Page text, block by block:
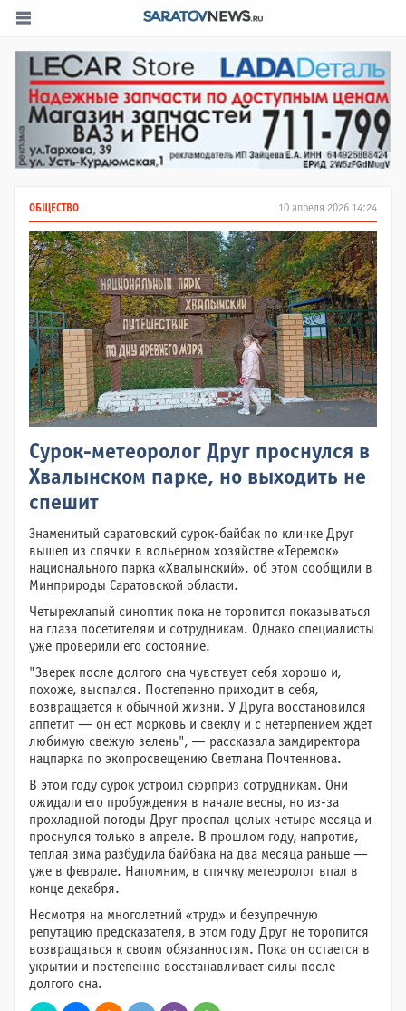
10 апреля 2026 14:24
ОБЩЕСТВО
Сурок-метеоролог Друг проснулся в
Хвалынском парке, но выходить не
спешит
Знаменитый саратовский сурок-байбак по кличке Друг
вышел из спячки в вольерном хозяйстве «Теремок»
национального парка «Хвалынский». об этом сообщили в
Минприроды Саратовской области.
Четырехлапый синоптик пока не торопится показываться
на глаза посетителям и сотрудникам. Однако специалисты
уже проверили его состояние.
"Зверек после долгого сна чувствует себя хорошо и,
похоже, выспался. Постепенно приходит в себя,
возвращается к обычной жизни. У Друга восстановился
аппетит — он ест морковь и свеклу и с нетерпением ждет
любимую свежую зелень", — рассказала замдиректора
нацпарка по экопросвещению Светлана Почтеннова.
В этом году сурок устроил сюрприз сотрудникам. Они
ожидали его пробуждения в начале весны, но из-за
прохладной погоды Друг проспал целых четыре месяца и
проснулся только в апреле. В прошлом году, напротив,
теплая зима разбудила байбака на два месяца раньше —
уже в феврале. Напомним, в спячку метеоролог впал в
конце декабря.
Несмотря на многолетний «труд» и безупречную
репутацию предсказателя, в этом году Друг не торопится
возвращаться к своим обязанностям. Пока он остается в
укрытии и постепенно восстанавливает силы после
долгого сна.